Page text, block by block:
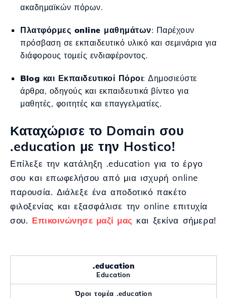
ακαδημαϊκών πόρων.
Πλατφόρμες online μαθημάτων: Παρέχουν
πρόσβαση σε εκπαιδευτικό υλικό και σεμινάρια για
διάφορους τομείς ενδιαφέροντος.
Blog και Εκπαιδευτικοί Πόροι: Δημοσιεύστε
άρθρα, οδηγούς και εκπαιδευτικά βίντεο για
μαθητές, φοιτητές και επαγγελματίες.
Καταχώρισε το Domain σου
.education με την Hostico!
Επίλεξε την κατάληξη .education για το έργο
σου και επωφελήσου από μια ισχυρή online
παρουσία. Διάλεξε ένα αποδοτικό πακέτο
φιλοξενίας και εξασφάλισε την online επιτυχία
σου. Επικοινώνησε μαζί μας και ξεκίνα σήμερα!
.education
Education
Όροι τομέα .education